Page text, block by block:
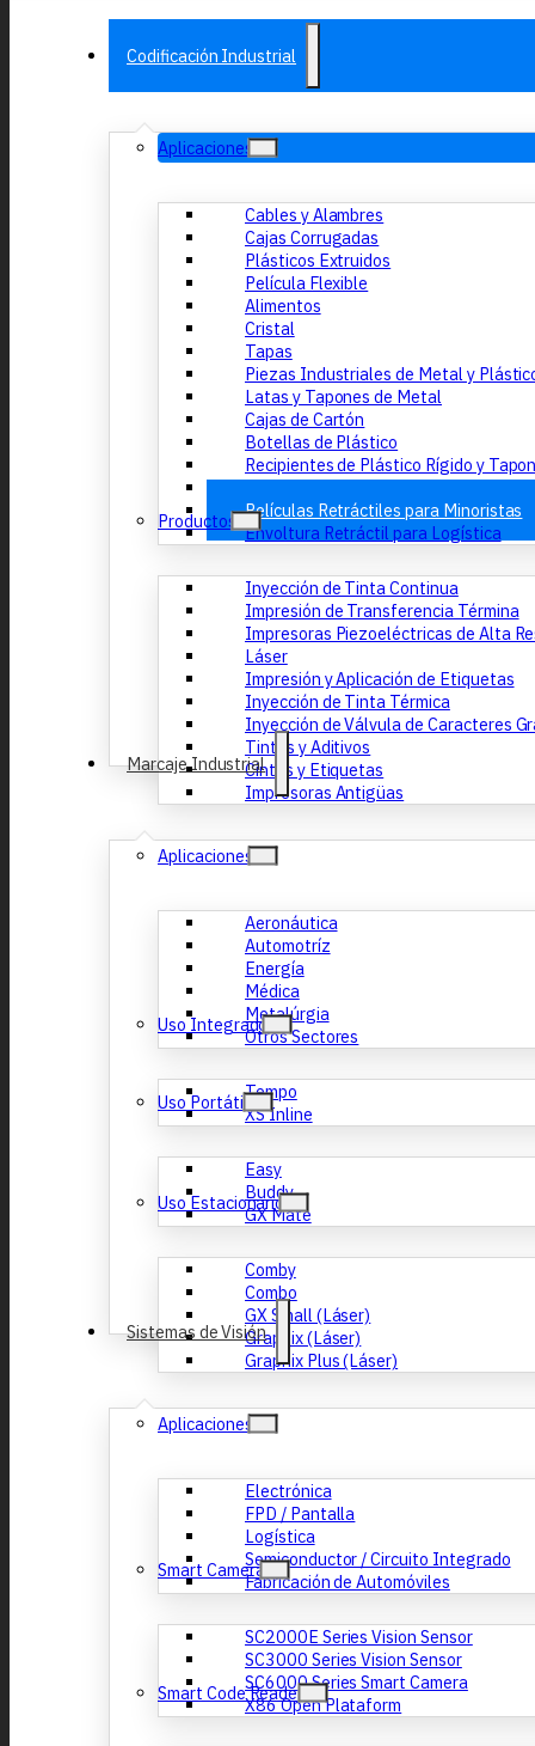
Codificación Industrial
Aplicaciones
Cables y Alambres
Cajas Corrugadas
Plásticos Extruidos
Película Flexible
Alimentos
Cristal
Tapas
Piezas Industriales de Metal y
Latas y Tapones de Metal
Cajas de Cartón
Botellas de Plástico
Recipientes de Plástico Rígido y
Caucho
Películas Retráctiles para Minoristas
Envoltura Retráctil para Logística
Productos
Inyección de Tinta Continua
Impresión de Transferencia Términa
Impresoras Piezoeléctricas de Alta
Láser
Impresión y Aplicación de Etiquetas
Inyección de Tinta Térmica
Inyección de Válvula de Caracteres
Tintas y Aditivos
Cintas y Etiquetas
Impresoras Antigüas
Marcaje Industrial
Aplicaciones
Aeronáutica
Automotríz
Energía
Médica
Metalúrgia
Otros Sectores
Uso Integrado
Tempo
XS Inline
Uso Portátil
Easy
Buddy
GX Mate
Uso Estacionario
Comby
Combo
GX Small (Láser)
Graphix (Láser)
Graphix Plus (Láser)
Sistemas de Visión
Aplicaciones
Electrónica
FPD / Pantalla
Logística
Semiconductor / Circuito Integrado
Fabricación de Automóviles
Smart Camera
SC2000E Series Vision Sensor
SC3000 Series Vision Sensor
SC6000 Series Smart Camera
X86 Open Plataform
Smart Code Reader